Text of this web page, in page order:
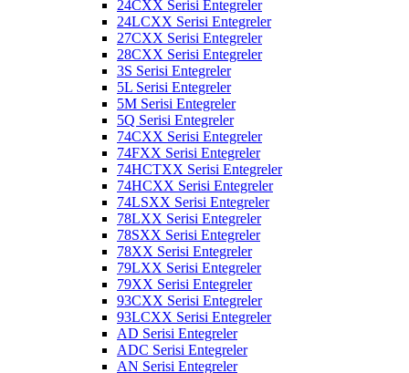
24CXX Serisi Entegreler
24LCXX Serisi Entegreler
27CXX Serisi Entegreler
28CXX Serisi Entegreler
3S Serisi Entegreler
5L Serisi Entegreler
5M Serisi Entegreler
5Q Serisi Entegreler
74CXX Serisi Entegreler
74FXX Serisi Entegreler
74HCTXX Serisi Entegreler
74HCXX Serisi Entegreler
74LSXX Serisi Entegreler
78LXX Serisi Entegreler
78SXX Serisi Entegreler
78XX Serisi Entegreler
79LXX Serisi Entegreler
79XX Serisi Entegreler
93CXX Serisi Entegreler
93LCXX Serisi Entegreler
AD Serisi Entegreler
ADC Serisi Entegreler
AN Serisi Entegreler